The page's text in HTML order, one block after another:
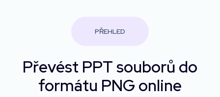
PŘEHLED
Převést PPT souborů do
formátu PNG online